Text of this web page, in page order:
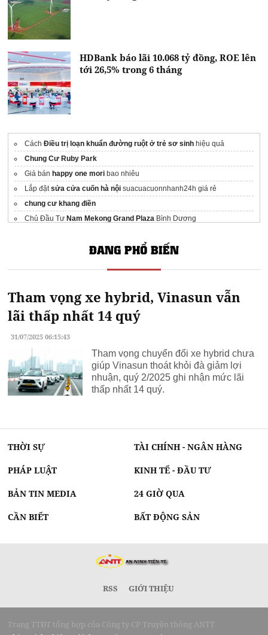
HDBank báo lãi 10.068 tỷ đồng, ROE lên
tới 26,5% trong 6 tháng
CáchĐiều trị loạn khuẩn đường ruột ở trẻ sơ sinh hiệu quả
Chung Cư Ruby Park
Giá bánhappy one mori bao nhiêu
Lắp đặtsửa cửa cuốn hà nội suacuacuonnhanh24h giá rẻ
chung cư khang điền
Chủ Đầu TưNam Mekong Grand Plaza Bình Dương
đẹp và sang trọng
ĐANG PHỔ BIẾN
Tham vọng xe hybrid, Vinasun vẫn
lãi thấp nhất 14 quý
31/07/2025 06:15:43
Tham vọng chuyển đổi xe hybrid chưa
giúp Vinasun thoát khỏi đà giảm lợi
nhuận, quý 2/2025 ghi nhận mức lãi
thấp nhất 14 quý.
THỜI SỰ TÀI CHÍNH - NGÂN HÀNG
PHÁP LUẬT KINH TẾ - ĐẦU TƯ
BẢN TIN MEDIA 24 GIỜ QUA
CẦN BIẾT BẤT ĐỘNG SẢN
RSS GIỚI THIỆU
Trang TTĐT tổng hợp của Công ty CP Truyền thông ANTT